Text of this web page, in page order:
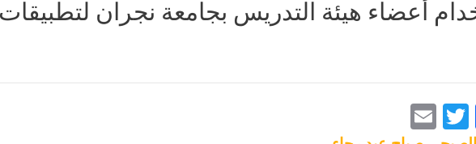
أعضاء هيئة التدريس بجامعة نجران
F
T